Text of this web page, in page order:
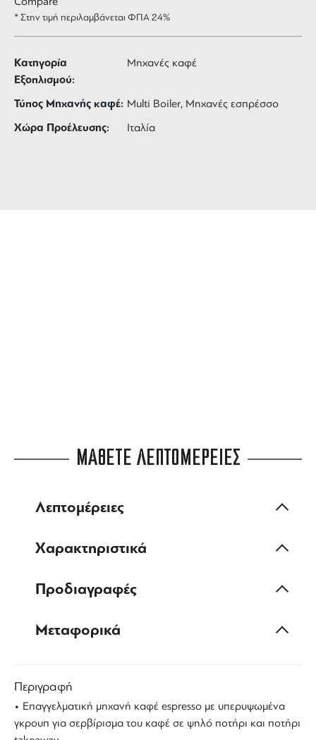
* Στην τιμή περιλαμβάνεται ΦΠΑ 24%
Κατηγορία
Εξοπλισμού:
Μηχανές καφέ
Τύπος Μηχανής καφέ: Multi Boiler, Μηχανές εσπρέσσο
Χώρα Προέλευσης: Ιταλία
ΜΑΘΕΤΕ ΛΕΠΤΟΜΕΡΕΙΕΣ
Λεπτομέρειες
Χαρακτηριστικά
Προδιαγραφές
Μεταφορικά
Περιγραφή
• Επαγγελματική μηχανή καφέ espresso με υπερυψωμένα
γκρουπ για σερβίρισμα του καφέ σε ψηλό ποτήρι και ποτήρι